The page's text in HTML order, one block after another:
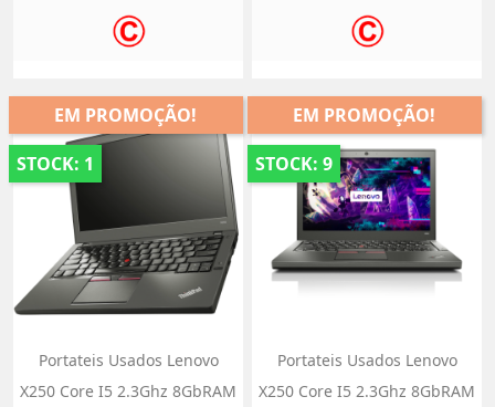
EM PROMOÇÃO!
STOCK: 1
Portateis Usados Lenovo
X250 Core I5 2.3Ghz 8GbRAM
EM PROMOÇÃO!
STOCK: 9
Portateis Usados Lenovo
X250 Core I5 2.3Ghz 8GbRAM